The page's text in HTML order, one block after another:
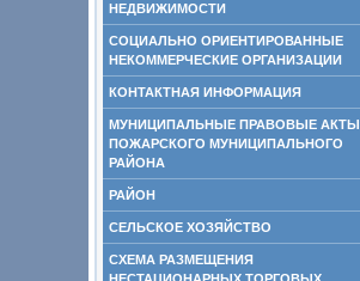
НЕДВИЖИМОСТИ
СОЦИАЛЬНО ОРИЕНТИРОВАННЫЕ
НЕКОММЕРЧЕСКИЕ ОРГАНИЗАЦИИ
КОНТАКТНАЯ ИНФОРМАЦИЯ
МУНИЦИПАЛЬНЫЕ ПРАВОВЫЕ АКТЫ
ПОЖАРСКОГО МУНИЦИПАЛЬНОГО
РАЙОНА
РАЙОН
СЕЛЬСКОЕ ХОЗЯЙСТВО
СХЕМА РАЗМЕЩЕНИЯ